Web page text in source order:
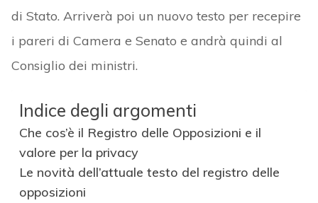
di Stato. Arriverà poi un nuovo testo per recepire
i pareri di Camera e Senato e andrà quindi al
Consiglio dei ministri.
Indice degli argomenti
Che cos’è il Registro delle Opposizioni e il
valore per la privacy
Le novità dell’attuale testo del registro delle
opposizioni